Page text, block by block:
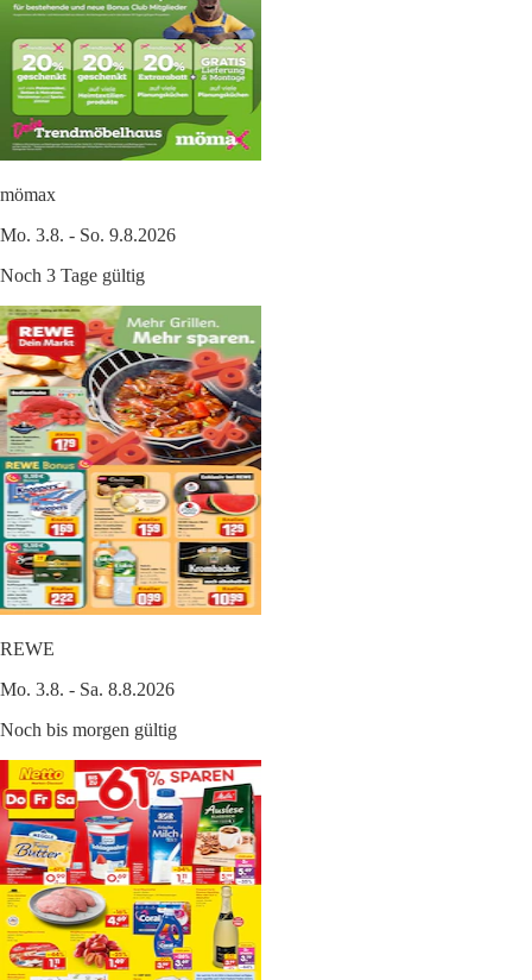
mömax
Mo. 3.8. - So. 9.8.2026
Noch 3 Tage gültig
REWE
Mo. 3.8. - Sa. 8.8.2026
Noch bis morgen gültig